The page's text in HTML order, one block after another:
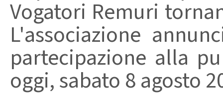
Vogatori Remuri
L'associazione
partecipazione alla
oggi, sabato 8 agosto